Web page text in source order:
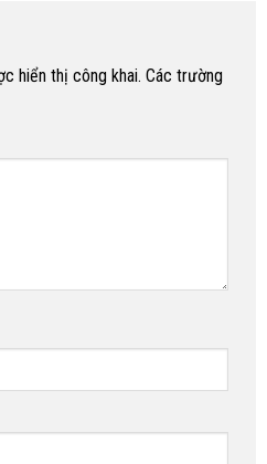
hiển thị công khai. Các trường